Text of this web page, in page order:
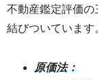
不動産鑑定評価の
結びついています
原価法：